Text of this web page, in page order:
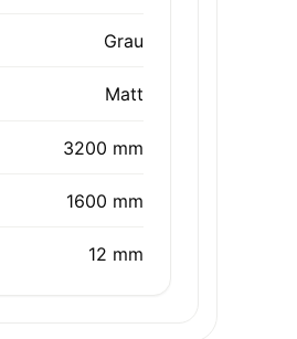
Grau
Matt
3200 mm
1600 mm
12 mm